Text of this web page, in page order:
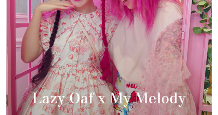
Lazy Oaf x My Melody